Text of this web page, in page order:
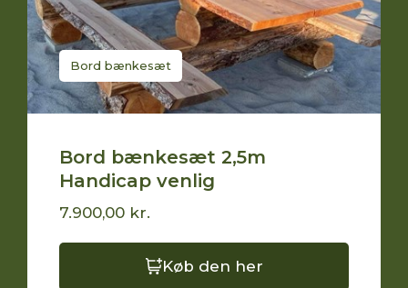
Bord bænkesæt
Bord bænkesæt 2,5m
Handicap venlig
7.900,00 kr.
Køb den her